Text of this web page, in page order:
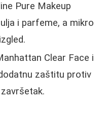
Pure Makeup
i parfeme, a mikro
Clear Face i
zaštitu protiv